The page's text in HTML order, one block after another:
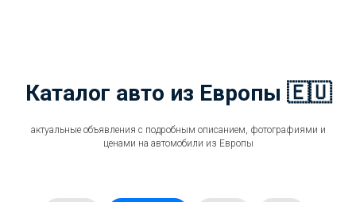
Каталог авто из Европы 🇪🇺
актуальные объявления с подробным описанием, фотографиями и
ценами на автомобили из Европы